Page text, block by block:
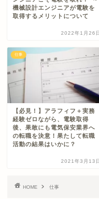
機械設計エンジニアが電験を
取得するメリットについて
2022年1月26日
仕事
【必見！】アラフィフ＋実務
経験ゼロながら、電験取得
後、果敢にも電気保安業界へ
の転職を決意！果たして転職
活動の結果はいかに？
2021年3月13日
HOME 仕事